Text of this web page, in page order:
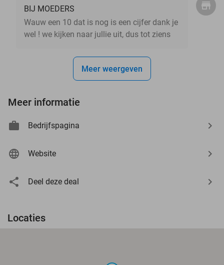
BIJ MOEDERS
Wauw een 10 dat is nog is een cijfer dank je
wel ! we kijken naar jullie uit, dus tot ziens
Meer weergeven
Meer informatie
Bedrijfspagina
Website
Deel deze deal
Locaties